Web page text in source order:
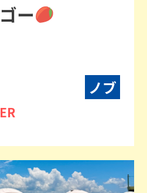
ー
ノブ